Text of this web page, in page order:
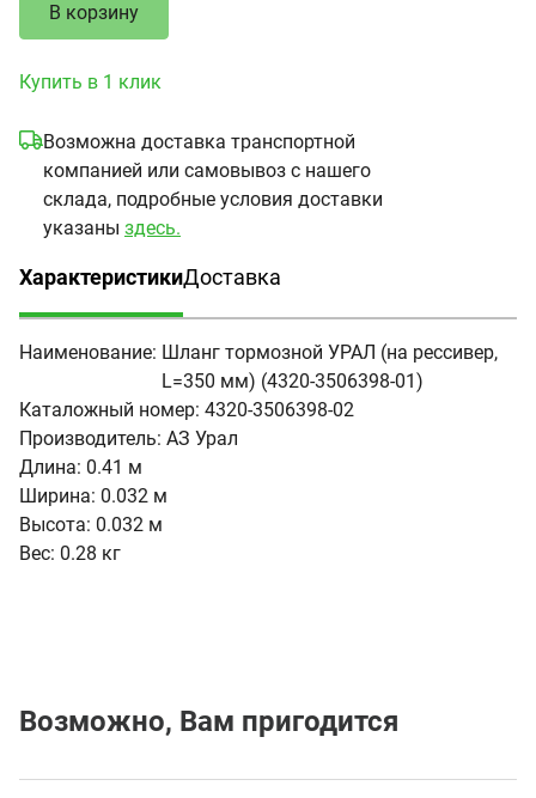
В корзину
Купить в 1 клик
Возможна доставка транспортной
компанией или самовывоз с нашего
склада, подробные условия доставки
указаны здесь.
Характеристики
(активная вкладка)
Доставка
Наименование: Шланг тормозной УРАЛ (на рессивер,
L=350 мм) (4320-3506398-01)
Каталожный номер: 4320-3506398-02
Производитель: АЗ Урал
Длина: 0.41 м
Ширина: 0.032 м
Высота: 0.032 м
Вес: 0.28 кг
Возможно, Вам пригодится